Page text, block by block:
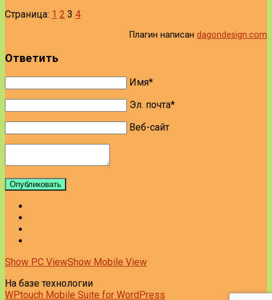
Страница: 1 2 3 4
Плагин написан dagondesign.com
Ответить
Имя*
Эл. почта*
Веб-сайт
Опубликовать
Show PC ViewShow Mobile View
На базе технологии
WPtouch Mobile Suite for WordPress